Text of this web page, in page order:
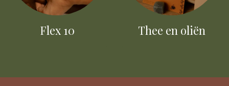
Flex 10 Thee en oliën